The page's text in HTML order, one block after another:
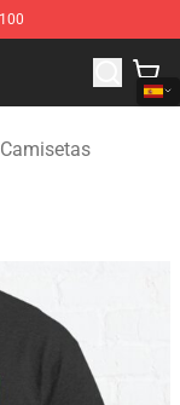
Merchandise